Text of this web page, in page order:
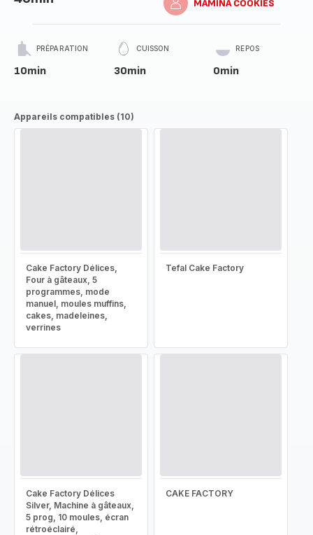
MAMINA COOKIES
PRÉPARATION
10min
CUISSON
30min
REPOS
0min
Appareils compatibles (10)
Cake Factory Délices,
Four à gâteaux, 5
programmes, mode
manuel, moules muffins,
cakes, madeleines,
verrines
Tefal Cake Factory
Cake Factory Délices
Silver, Machine à gâteaux,
5 prog, 10 moules, écran
rétroéclairé,
CAKE FACTORY